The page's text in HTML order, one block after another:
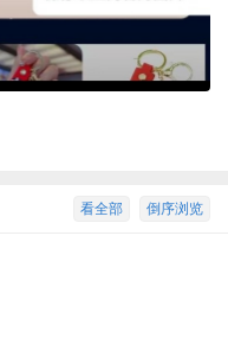
倒序浏览
看全部